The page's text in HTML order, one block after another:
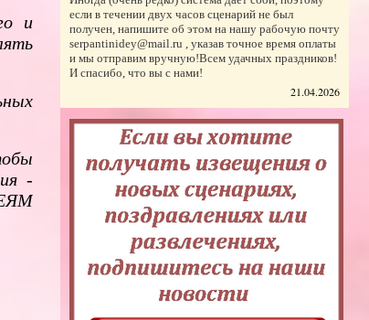
если в течении двух часов сценарий не был
получен, напишите об этом на нашу рабочую почту
serpantinidey@mail.ru , указав точное время оплаты
и мы отправим вручную!Всем удачных праздников!
И спасибо, что вы с нами!
21.04.2026
и
-